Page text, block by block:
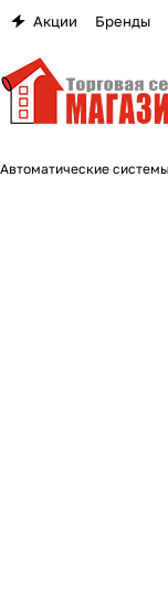
Акции Бренды
Автоматические